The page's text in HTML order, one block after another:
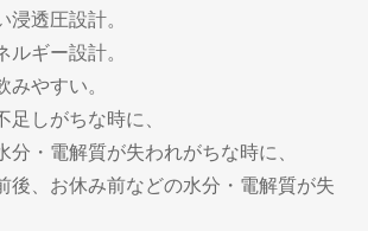
透圧設計。
ギー設計。
やすい。
しがちな時に、
分・電解質が失われがちな時に、
後、お休み前などの水分・電解質が失